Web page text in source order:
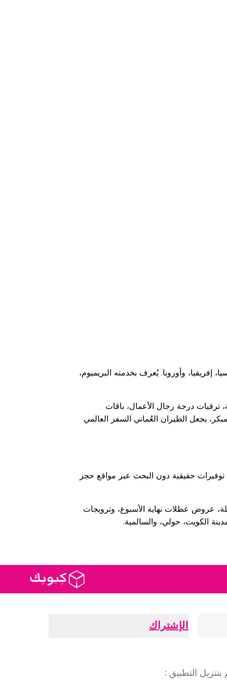
وأوروبا. يُعرف بخدمته البريميوم،
ترقيات درجة رجال الأعمال، باقات
يجعل الطيران العُماني السفر العالمي
حقيقية دون البحث عبر مواقع حجز
عروض عطلات نهاية الأسبوع، وترويجات
الكويت، حولي، والسالمية.
الإشتراك
بتنزيل التطبيق :